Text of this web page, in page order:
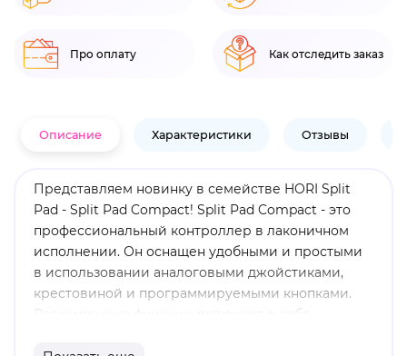
Про оплату Как отследить заказ
Описание Характеристики Отзывы
Представляем новинку в семействе HORI Split
Pad - Split Pad Compact! Split Pad Compact - это
профессиональный контроллер в лаконичном
исполнении. Он оснащен удобными и простыми
в использовании аналоговыми джойстиками,
крестовиной и программируемыми кнопками.
Расширенные функции включают в себя